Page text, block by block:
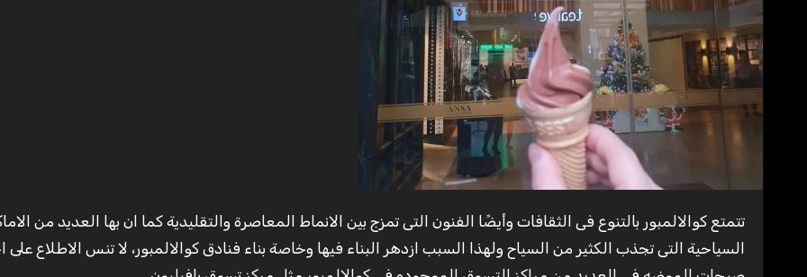
تتمتع كوالالمبور بالتنوع فى الثقافات وأيضًا الفنون التى تمزج بين الانماط المعاصرة والتقليدية كما ان بها العديد من الاماكن
السياحية التى تجذب الكثير من السياح ولهذا السبب ازدهر البناء فيها وخاصة بناء فنادق كوالالمبور، لا تنس الاطلاع